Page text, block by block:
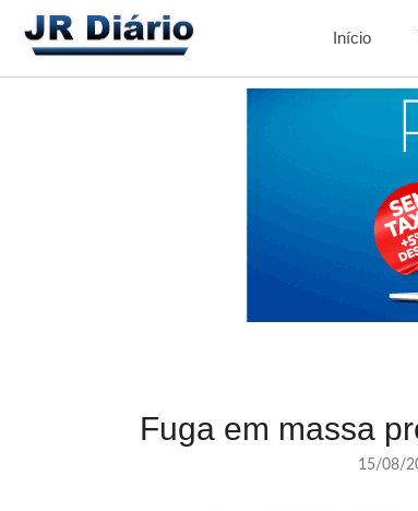
Início
Fuga em massa
15/08/